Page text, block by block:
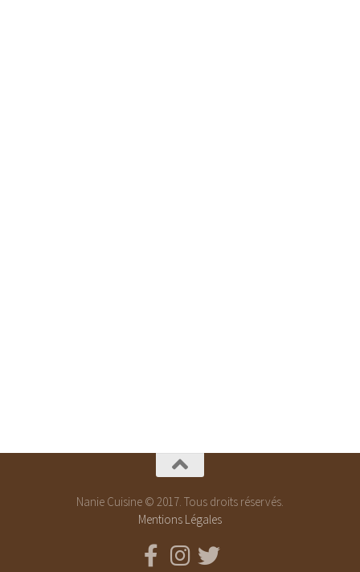
Nanie Cuisine © 2017. Tous droits réservés.
Mentions Légales